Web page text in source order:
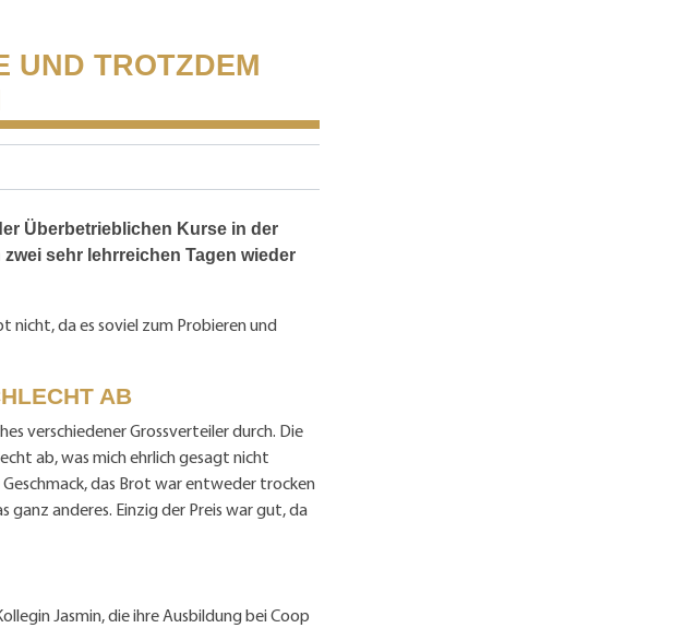
UND TROTZDEM
Überbetrieblichen Kurse in der
sehr lehrreichen Tagen wieder
nicht, da es soviel zum Probieren und
AB
verschiedener Grossverteiler durch. Die
ab, was mich ehrlich gesagt nicht
das Brot war entweder trocken
anderes. Einzig der Preis war gut, da
Jasmin, die ihre Ausbildung bei Coop